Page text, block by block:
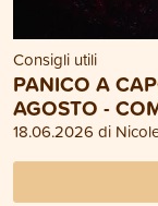
Consigli utili
PANICO A
AGOSTO -
18.06.2026 di